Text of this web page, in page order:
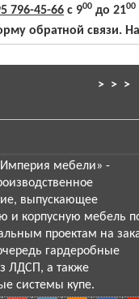
796-45-66 с 900 до 2100
обратной связи.
> >
мебели» -
выпускающее
и корпусную мебель
проектам на
гардеробные
ЛДСП, а также
системы купе.